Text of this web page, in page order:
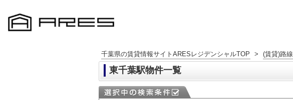
千葉県の賃貸情報サイトARESレジデンシャルTOP > (賃貸)路
東千葉駅物件一覧